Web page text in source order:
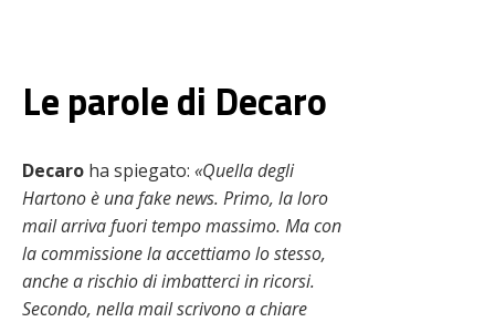
Le parole di Decaro
Decaro ha spiegato: «Quella degli
Hartono è una fake news. Primo, la loro
mail arriva fuori tempo massimo. Ma con
la commissione la accettiamo lo stesso,
anche a rischio di imbatterci in ricorsi.
Secondo, nella mail scrivono a chiare